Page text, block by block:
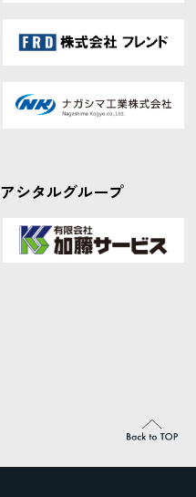
アシタルグループ